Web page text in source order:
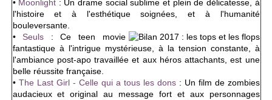
• Moonlight : Un drame social sublime et plein de délicatesse, à
l'histoire et à l'esthétique soignées, et à l'humanité
bouleversante.
• Seuls : Ce teen movie
fantastique à l'intrigue mystérieuse, à la tension constante, à
l'ambiance post-apo travaillée et aux héros attachants, est une
belle réussite française.
• The Last Girl - Celle qui a tous les dons: Un film de zombies
audacieux et original au message fort et aux personnages